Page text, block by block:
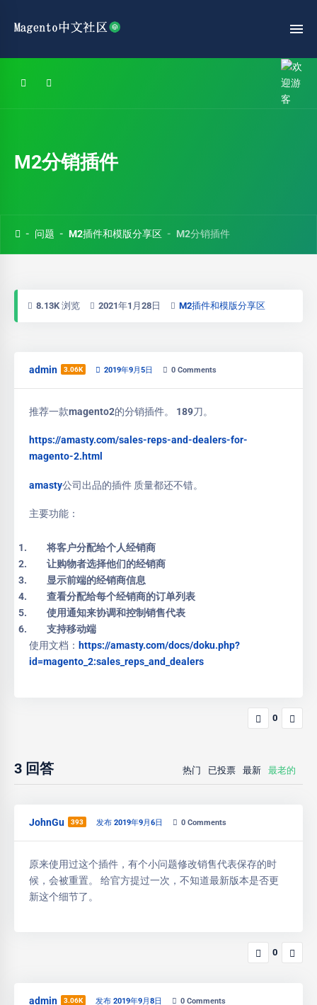
M2分销插件
问题 M2插件和模版分享区 M2分销插件
8.13K 浏览 2021年1月28日 M2插件和模版分享区
admin 3.06K 2019年9月5日 0 Comments
推荐一款magento2的分销插件。 189刀。
https://amasty.com/sales-reps-and-dealers-for-
magento-2.html
amasty公司出品的插件 质量都还不错。
主要功能：
将客户分配给个人经销商
让购物者选择他们的经销商
显示前端的经销商信息
查看分配给每个经销商的订单列表
使用通知来协调和控制销售代表
支持移动端
使用文档： https://amasty.com/docs/doku.php?
id=magento_2:sales_reps_and_dealers
0
3 回答 热门 已投票 最新 最老的
JohnGu 393 发布 2019年9月6日 0 Comments
原来使用过这个插件，有个小问题修改销售代表保存的时
候，会被重置。 给官方提过一次，不知道最新版本是否更
新这个细节了。
0
admin 3.06K 发布 2019年9月8日 0 Comments